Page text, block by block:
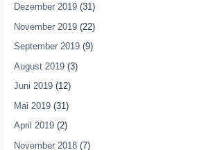
Dezember 2019(31)
November 2019(22)
September 2019(9)
August 2019(3)
Juni 2019(12)
Mai 2019(31)
April 2019(2)
November 2018(7)